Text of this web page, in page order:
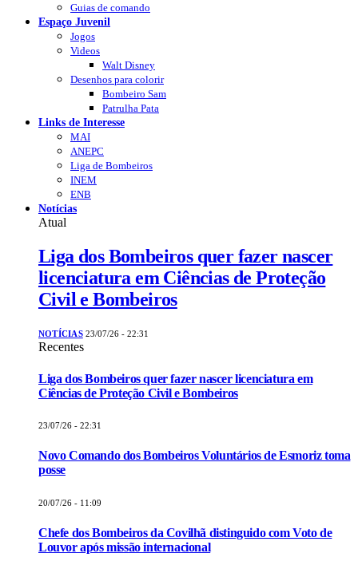
Guias de comando
Espaço Juvenil
Jogos
Videos
Walt Disney
Desenhos para colorir
Bombeiro Sam
Patrulha Pata
Links de Interesse
MAI
ANEPC
Liga de Bombeiros
INEM
ENB
Notícias
Atual
Liga dos Bombeiros quer fazer nascer
licenciatura em Ciências de Proteção
Civil e Bombeiros
NOTÍCIAS 23/07/26 - 22:31
Recentes
Liga dos Bombeiros quer fazer nascer licenciatura em
Ciências de Proteção Civil e Bombeiros
23/07/26 - 22:31
Novo Comando dos Bombeiros Voluntários de Esmoriz toma
posse
20/07/26 - 11:09
Chefe dos Bombeiros da Covilhã distinguido com Voto de
Louvor após missão internacional